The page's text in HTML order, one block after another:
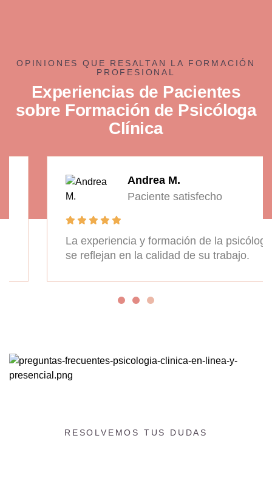
OPINIONES QUE RESALTAN LA FORMACIÓN
PROFESIONAL
Experiencias de Pacientes
sobre Formación de Psicóloga
Clínica
Andrea M.
Paciente satisfecho
La experiencia y formación de la psicóloga
se reflejan en la calidad de su trabajo.
RESOLVEMOS TUS DUDAS